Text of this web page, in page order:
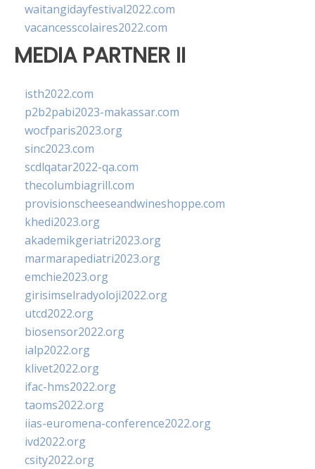
waitangidayfestival2022.com
vacancesscolaires2022.com
MEDIA PARTNER II
isth2022.com
p2b2pabi2023-makassar.com
wocfparis2023.org
sinc2023.com
scdlqatar2022-qa.com
thecolumbiagrill.com
provisionscheeseandwineshoppe.com
khedi2023.org
akademikgeriatri2023.org
marmarapediatri2023.org
emchie2023.org
girisimselradyoloji2022.org
utcd2022.org
biosensor2022.org
ialp2022.org
klivet2022.org
ifac-hms2022.org
taoms2022.org
iias-euromena-conference2022.org
ivd2022.org
csity2022.org